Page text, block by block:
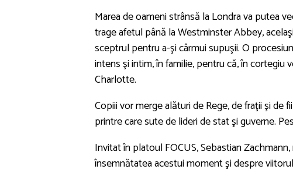
Marea de oameni strânsă la Londra va putea
trage afetul până la Westminster Abbey,
sceptrul pentru a-şi cârmui supuşii. O
intens şi intim, în familie, pentru că, în cortegiu
Charlotte.
Copiii vor merge alături de Rege, de fraţii şi
printre care sute de lideri de stat şi guverne.
Invitat în platoul FOCUS, Sebastian
însemnătatea acestui moment şi despre